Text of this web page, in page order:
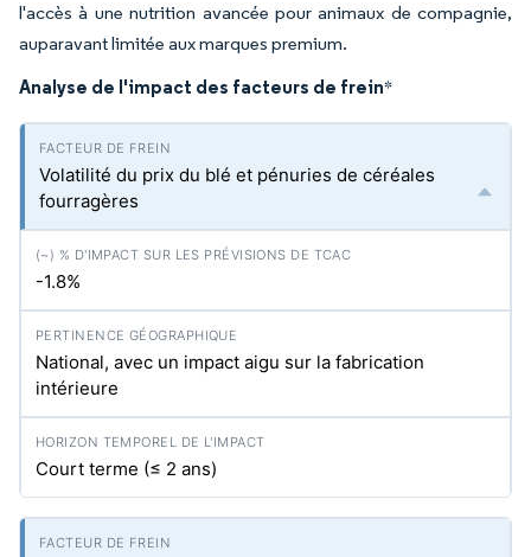
l'accès à une nutrition avancée pour animaux de compagnie,
auparavant limitée aux marques premium.
Analyse de l'impact des facteurs de frein*
Volatilité du prix du blé et pénuries de céréales
fourragères
-1.8%
National, avec un impact aigu sur la fabrication
intérieure
Court terme (≤ 2 ans)